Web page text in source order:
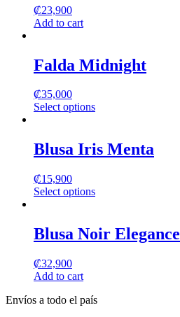
₡23,900
Add to cart
Falda Midnight
₡35,000
Select options
has
multiple
The
options
chosen
on
the
product
page
Blusa Iris Menta
₡15,900
Select options
has
multiple
The
options
be
Blusa Noir Elegance
₡32,900
Add to cart
Envíos a todo el país